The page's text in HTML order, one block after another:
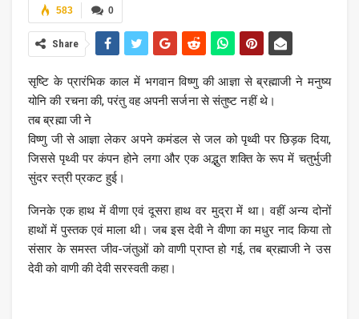
0
583
Share
सृष्टि के प्रारंभिक काल में भगवान विष्णु की आज्ञा से ब्रह्माजी ने मनुष्य
योनि की रचना की, परंतु वह अपनी सर्जना से संतुष्ट नहीं थे।
तब ब्रह्मा जी ने
विष्णु जी से आज्ञा लेकर अपने कमंडल से जल को पृथ्वी पर छिड़क दिया,
जिससे पृथ्वी पर कंपन होने लगा और एक अद्भुत शक्ति के रूप में चतुर्भुजी
सुंदर स्त्री प्रकट हुई।
जिनके एक हाथ में वीणा एवं दूसरा हाथ वर मुद्रा में था। वहीं अन्य दोनों
हाथों में पुस्तक एवं माला थी। जब इस देवी ने वीणा का मधुर नाद किया तो
संसार के समस्त जीव-जंतुओं को वाणी प्राप्त हो गई, तब ब्रह्माजी ने उस
देवी को वाणी की देवी सरस्वती कहा।